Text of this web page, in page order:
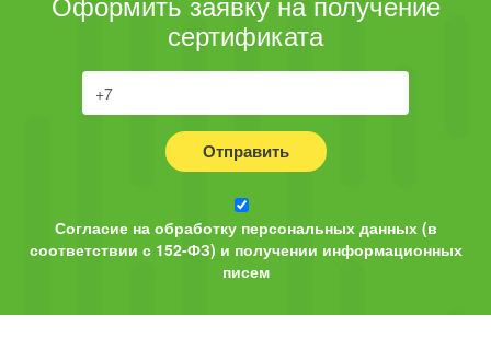
сертификата
Отправить
Согласие на обработку персональных данных (в
соответствии с 152-ФЗ) и получении информационных
писем